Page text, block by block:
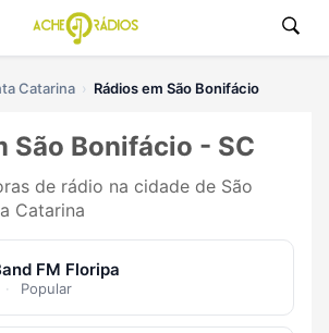
Catarina Rádios em São Bonifácio
São Bonifácio - SC
de rádio na cidade de São
Catarina
FM Floripa
· Popular